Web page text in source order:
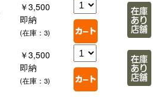
￥3,500
即納
(在庫：3)
￥3,500
即納
(在庫：3)